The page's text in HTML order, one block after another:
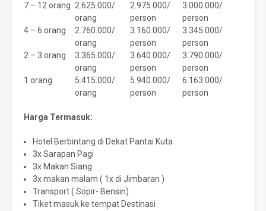
7 – 12 orang 2.625.000/
orang
2.975.000/
person
3.000.000/
person
4 – 6 orang
2.760.000/
orang
3.160.000/
person
3.345.000/
person
2 – 3 orang
3.365.000/
orang
3.640.000/
person
3.790.000/
person
1 orang
5.415.000/
orang
5.940.000/
person
6.163.000/
person
Harga Termasuk:
Hotel Berbintang di Dekat Pantai Kuta
3x Sarapan Pagi
3x Makan Siang
3x makan malam ( 1x di Jimbaran )
Transport ( Sopir- Bensin)
Tiket masuk ke tempat Destinasi